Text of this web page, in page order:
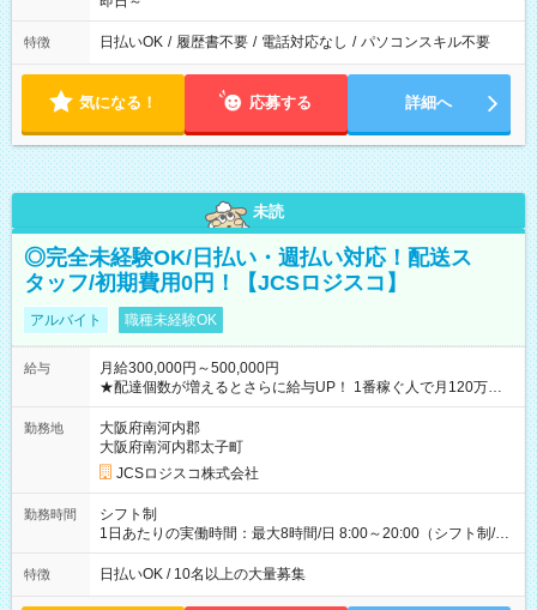
特徴 日払いOK / 履歴書不要 / 電話対応なし / パソコンスキル不要
気になる！ 応募する 詳細へ
未読
◎完全未経験OK/日払い・週払い対応！配送ス
タッフ/初期費用0円！【JCSロジスコ】
アルバイト 職種未経験OK
給与
月給300,000円～500,000円
★配達個数が増えるとさらに給与UP！ 1番稼ぐ人で月120万ほ
ど！ ・主要都市エリア 月収55万円／週5日稼働 月収65万~112
万円／週6日稼働 ・地方郊外エリア 月収40万円／週5日稼働 月
収40万円~50万円／週6日稼働 ＜モデルイメージ＞ ■月収50万
円 (27歳男性/江東区在住)※元建築関係 1日150個配達×25日勤務
(日休み) ■月収80万円(43歳男性/墨田区在住)※元営業 1日200個
勤務地
大阪府南河内郡
大阪府南河内郡太子町
JCSロジスコ株式会社
勤務時間
シフト制
1日あたりの実働時間：最大8時間/日 8:00～20:00（シフト制/実
働8時間） ※週5日勤務（場所次第では週4も有り） ※配達状況
によって時間外での勤務可能性有り ※案件により多少の前後あ
特徴 日払いOK / 10名以上の大量募集